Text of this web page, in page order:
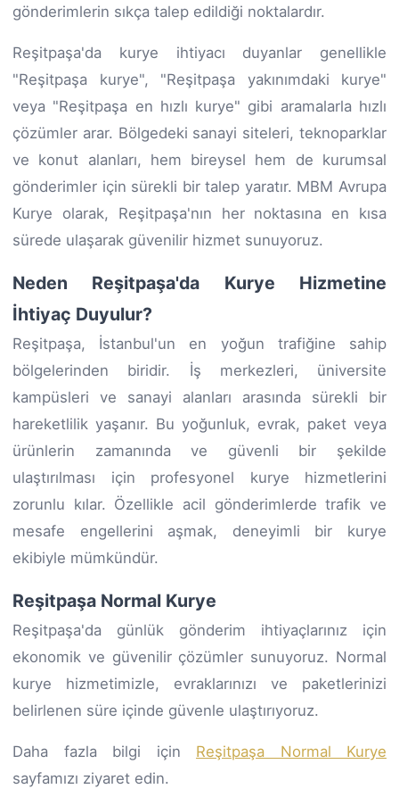
gönderimlerin sıkça talep edildiği noktalardır.
Reşitpaşa'da kurye ihtiyacı duyanlar genellikle
"Reşitpaşa kurye", "Reşitpaşa yakınımdaki kurye"
veya "Reşitpaşa en hızlı kurye" gibi aramalarla hızlı
çözümler arar. Bölgedeki sanayi siteleri, teknoparklar
ve konut alanları, hem bireysel hem de kurumsal
gönderimler için sürekli bir talep yaratır. MBM Avrupa
Kurye olarak, Reşitpaşa'nın her noktasına en kısa
sürede ulaşarak güvenilir hizmet sunuyoruz.
Neden Reşitpaşa'da Kurye Hizmetine
İhtiyaç Duyulur?
Reşitpaşa, İstanbul'un en yoğun trafiğine sahip
bölgelerinden biridir. İş merkezleri, üniversite
kampüsleri ve sanayi alanları arasında sürekli bir
hareketlilik yaşanır. Bu yoğunluk, evrak, paket veya
ürünlerin zamanında ve güvenli bir şekilde
ulaştırılması için profesyonel kurye hizmetlerini
zorunlu kılar. Özellikle acil gönderimlerde trafik ve
mesafe engellerini aşmak, deneyimli bir kurye
ekibiyle mümkündür.
Reşitpaşa Normal Kurye
Reşitpaşa'da günlük gönderim ihtiyaçlarınız için
ekonomik ve güvenilir çözümler sunuyoruz. Normal
kurye hizmetimizle, evraklarınızı ve paketlerinizi
belirlenen süre içinde güvenle ulaştırıyoruz.
Daha fazla bilgi için Reşitpaşa Normal Kurye
sayfamızı ziyaret edin.